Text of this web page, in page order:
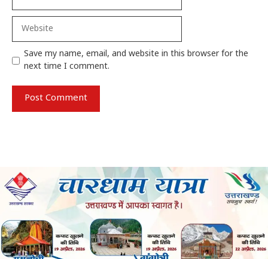
Website
Save my name, email, and website in this browser for the
next time I comment.